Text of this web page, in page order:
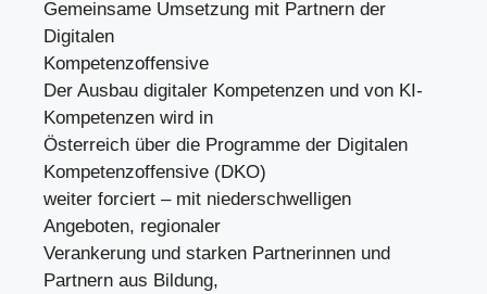
Gemeinsame Umsetzung mit Partnern der
Digitalen
Kompetenzoffensive
Der Ausbau digitaler Kompetenzen und von KI-
Kompetenzen wird in
Österreich über die Programme der Digitalen
Kompetenzoffensive (DKO)
weiter forciert – mit niederschwelligen
Angeboten, regionaler
Verankerung und starken Partnerinnen und
Partnern aus Bildung,